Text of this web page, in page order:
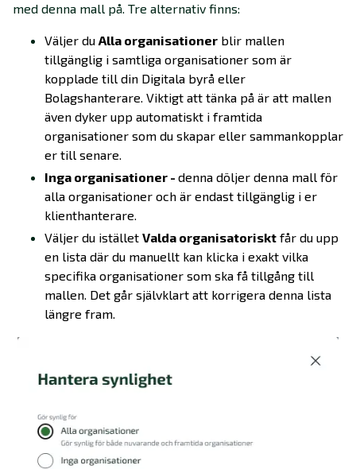
med denna mall på. Tre alternativ finns:
Väljer du Alla organisationer blir mallen
tillgänglig i samtliga organisationer som är
kopplade till din Digitala byrå eller
Bolagshanterare. Viktigt att tänka på är att mallen
även dyker upp automatiskt i framtida
organisationer som du skapar eller sammankopplar
er till senare.
Inga organisationer - denna döljer denna mall för
alla organisationer och är endast tillgänglig i er
klienthanterare.
Väljer du istället Valda organisatoriskt får du upp
en lista där du manuellt kan klicka i exakt vilka
specifika organisationer som ska få tillgång till
mallen. Det går självklart att korrigera denna lista
längre fram.